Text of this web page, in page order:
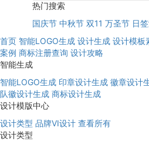
热门搜索
国庆节 中秋节 双11 万圣节 日
首页 智能LOGO生成 设计生成 设计模板
案例 商标注册查询 设计攻略
智能生成
智能LOGO生成 印章设计生成 徽章设计
队徽设计生成 商标设计生成
设计模版中心
设计类型 品牌VI设计 查看所有
设计类型